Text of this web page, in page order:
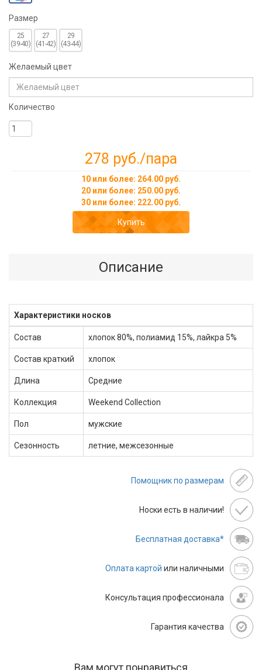
Размер
25
(39-40)
27
(41-42)
29
(43-44)
Желаемый цвет
Количество
278 руб./пара
10 или более: 264.00 руб.
20 или более: 250.00 руб.
30 или более: 222.00 руб.
Купить
Описание
Характеристики носков
Состав хлопок 80%, полиамид 15%, лайкра 5%
Состав краткий хлопок
Длина Средние
Коллекция Weekend Collection
Пол мужские
Сезонность летние, межсезонные
Помощник по размерам
Носки есть в наличии!
Бесплатная доставка*
Оплата картой или наличными
Консультация профессионала
Гарантия качества
Вам могут понравиться